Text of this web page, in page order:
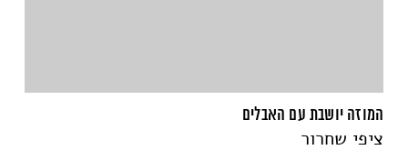
המוזה יושבת עם האבלים
ציפי שחרור